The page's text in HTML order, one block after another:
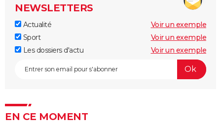
NEWSLETTERS
Actualité
Voir un exemple
Sport
Voir un exemple
Les dossiers d'actu
Voir un exemple
EN CE MOMENT